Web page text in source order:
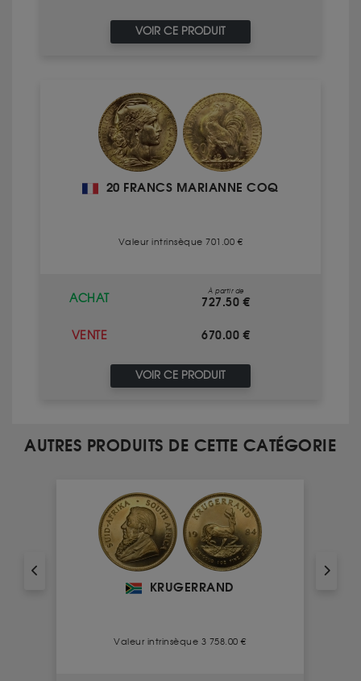
VOIR CE PRODUIT
20 FRANCS MARIANNE COQ
Valeur intrinsèque 701.00 €
ACHAT
À partir de
727.50 €
VENTE 670.00 €
VOIR CE PRODUIT
AUTRES PRODUITS DE CETTE CATÉGORIE
KRUGERRAND
Valeur intrinsèque 3 758.00 €